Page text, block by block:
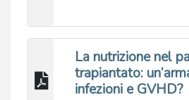
La nutrizione nel
trapiantato:
infezioni e GVHD?